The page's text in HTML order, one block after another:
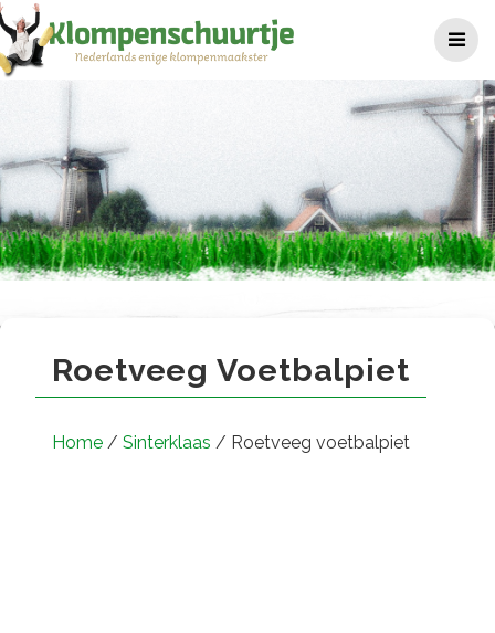
naar
de
Roetveeg voetbalpiet
Roetveeg Voetbalpiet
Home / Sinterklaas / Roetveeg voetbalpiet